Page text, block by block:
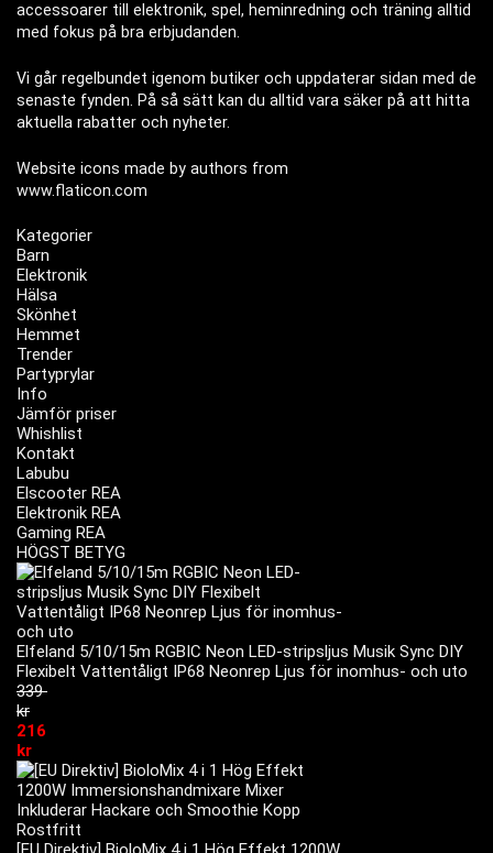
accessoarer till elektronik, spel, heminredning och träning alltid
med fokus på bra erbjudanden.
Vi går regelbundet igenom butiker och uppdaterar sidan med de
senaste fynden. På så sätt kan du alltid vara säker på att hitta
aktuella rabatter och nyheter.
Website icons made by authors from
www.flaticon.com
Kategorier
Barn
Elektronik
Hälsa
Skönhet
Hemmet
Trender
Partyprylar
Info
Jämför priser
Whishlist
Kontakt
Labubu
Elscooter REA
Elektronik REA
Gaming REA
HÖGST BETYG
Elfeland 5/10/15m RGBIC Neon LED-stripsljus Musik Sync DIY
Flexibelt Vattentåligt IP68 Neonrep Ljus för inomhus- och uto
339
kr
216
kr